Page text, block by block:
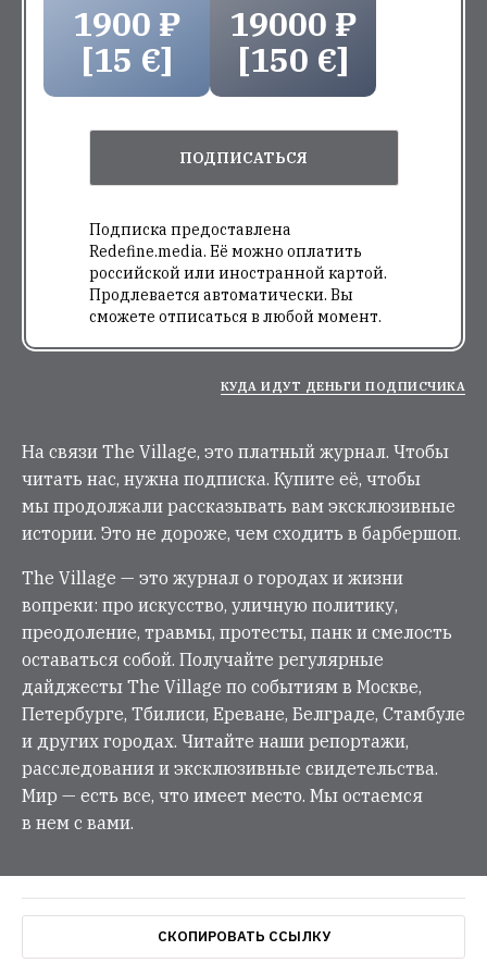
1900 ₽
[15 €]
19000 ₽
[150 €]
ПОДПИСАТЬСЯ
Подписка предоставлена
Redefine.media. Её можно оплатить
российской или иностранной картой.
Продлевается автоматически. Вы
сможете отписаться в любой момент.
КУДА ИДУТ ДЕНЬГИ ПОДПИСЧИКА
На связи The Village, это платный журнал. Чтобы
читать нас, нужна подписка. Купите её, чтобы
мы продолжали рассказывать вам эксклюзивные
истории. Это не дороже, чем сходить в барбершоп.
The Village — это журнал о городах и жизни
вопреки: про искусство, уличную политику,
преодоление, травмы, протесты, панк и смелость
оставаться собой. Получайте регулярные
дайджесты The Village по событиям в Москве,
Петербурге, Тбилиси, Ереване, Белграде, Стамбуле
и других городах. Читайте наши репортажи,
расследования и эксклюзивные свидетельства.
Мир — есть все, что имеет место. Мы остаемся
в нем с вами.
СКОПИРОВАТЬ ССЫЛКУ